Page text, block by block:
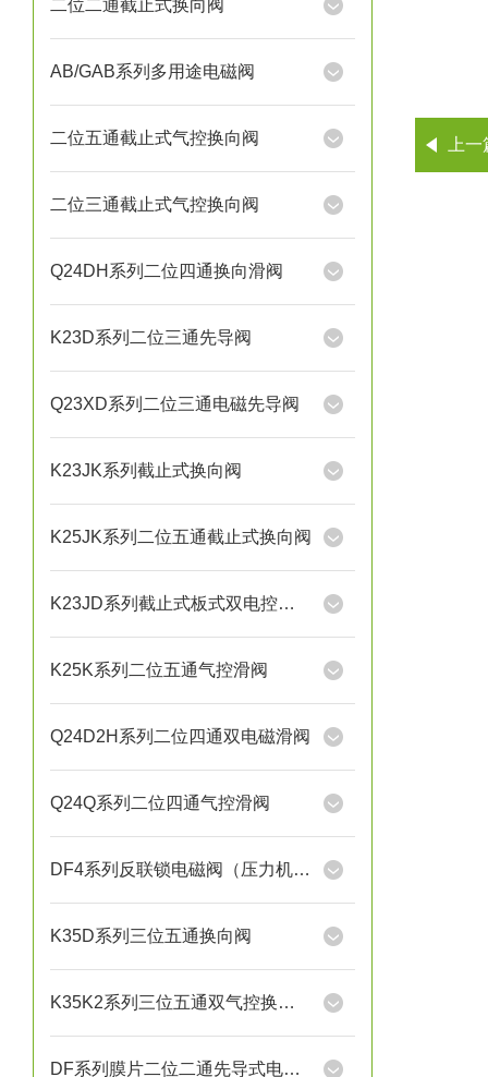
二位二通截止式换向阀
AB/GAB系列多用途电磁阀
二位五通截止式气控换向阀
二位三通截止式气控换向阀
Q24DH系列二位四通换向滑阀
K23D系列二位三通先导阀
Q23XD系列二位三通电磁先导阀
K23JK系列截止式换向阀
K25JK系列二位五通截止式换向阀
K23JD系列截止式板式双电控换向阀
K25K系列二位五通气控滑阀
Q24D2H系列二位四通双电磁滑阀
Q24Q系列二位四通气控滑阀
DF4系列反联锁电磁阀（压力机用）
K35D系列三位五通换向阀
K35K2系列三位五通双气控换向阀
DF系列膜片二位二通先导式电磁阀
上